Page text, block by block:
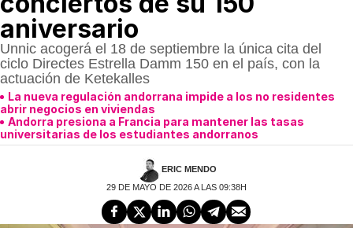
aniversario
Unnic acogerá el 18 de septiembre la única cita del
ciclo Directes Estrella Damm 150 en el país, con la
actuación de Ketekalles
La nueva regulación andorrana impide a los no residentes
abrir negocios en viviendas
Andorra presiona a Francia para mantener las tasas
universitarias de los estudiantes andorranos
ERIC MENDO
29 DE MAYO DE 2026 A LAS 09:38H